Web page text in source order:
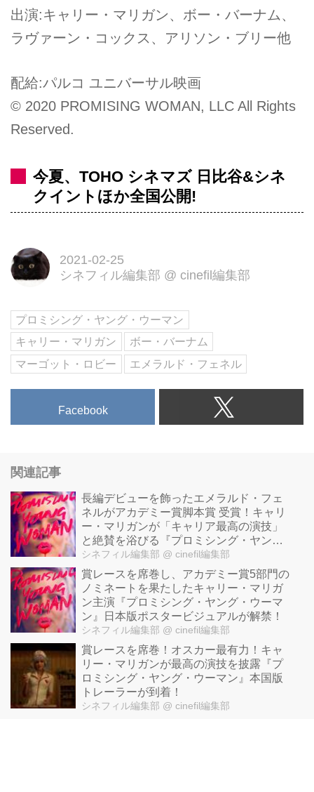
出演:キャリー・マリガン、ボー・バーナム、
ラヴァーン・コックス、アリソン・ブリー他
配給:パルコ ユニバーサル映画
© 2020 PROMISING WOMAN, LLC All Rights
Reserved.
今夏、TOHO シネマズ 日比谷&シネ
クイントほか全国公開!
2021-02-25
シネフィル編集部 @ cinefil編集部
プロミシング・ヤング・ウーマン
キャリー・マリガン
ボー・バーナム
マーゴット・ロビー
エメラルド・フェネル
Facebook
関連記事
長編デビューを飾ったエメラルド・フェ
ネルがアカデミー賞脚本賞 受賞！キャリ
ー・マリガンが「キャリア最高の演技」
と絶賛を浴びる『プロミシング・ヤン
グ・ウーマン』予告が解禁！
シネフィル編集部 @ cinefil編集部
賞レースを席巻し、アカデミー賞5部門の
ノミネートを果たしたキャリー・マリガ
ン主演『プロミシング・ヤング・ウーマ
ン』日本版ポスタービジュアルが解禁！
シネフィル編集部 @ cinefil編集部
賞レースを席巻！オスカー最有力！キャ
リー・マリガンが最高の演技を披露『プ
ロミシング・ヤング・ウーマン』本国版
トレーラーが到着！
シネフィル編集部 @ cinefil編集部